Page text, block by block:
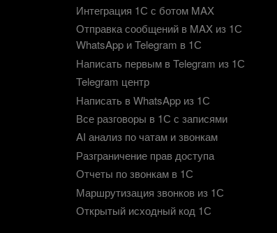
Интеграция 1С с ботом MAX
Отправка сообщений в MAX из 1С
WhatsApp и Telegram в 1С
Написать первым в Telegram из 1С
Telegram центр
Написать в WhatsApp из 1С
Все разговоры в 1С с записями
AI анализ по чатам и звонкам
Разграничение прав доступа
Отчеты по звонкам в 1С
Маршрутизация звонков из 1С
Открытый исходный код 1С